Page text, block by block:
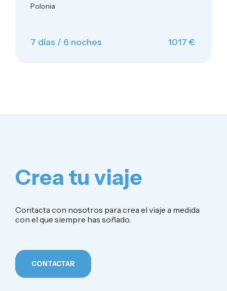
Polonia
7 días / 6 noches 1017 €
Crea tu viaje
Contacta con nosotros para crea el viaje a medida
con el que siempre has soñado.
CONTACTAR